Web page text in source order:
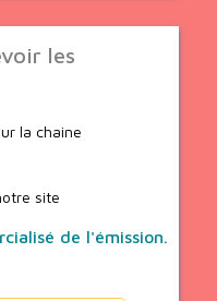
les
la chaine
site
de l'émission.